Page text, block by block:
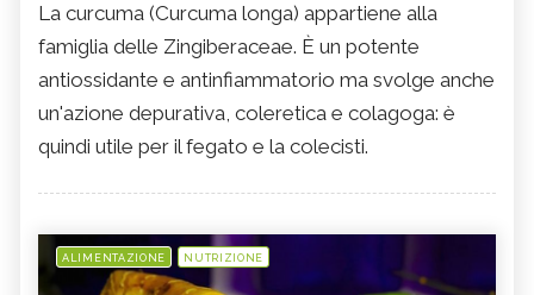
La curcuma (Curcuma longa) appartiene alla
famiglia delle Zingiberaceae. È un potente
antiossidante e antinfiammatorio ma svolge anche
un'azione depurativa, coleretica e colagoga: è
quindi utile per il fegato e la colecisti.
ALIMENTAZIONE NUTRIZIONE